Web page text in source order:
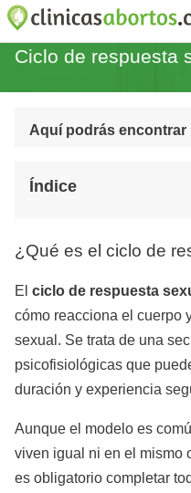
Ciclo de respuesta
Aquí podrás encontrar
Índice
¿Qué es el ciclo de
El ciclo de respuesta
cómo reacciona el cuerpo
sexual. Se trata de una
psicofisiológicas que
duración y experiencia
Aunque el modelo es
viven igual ni en el mismo
es obligatorio completar